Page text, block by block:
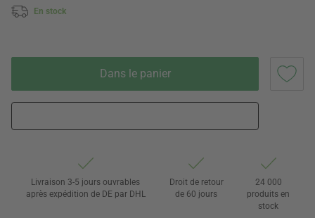
En stock
Dans le panier
Livraison 3-5 jours ouvrables
après expédition de DE par DHL
Droit de retour
de 60 jours
24 000
produits en
stock